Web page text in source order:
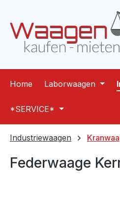
Zur Hauptnavigation
Home Laborwaagen
*SERVICE*
Industriewaagen
Federwaage